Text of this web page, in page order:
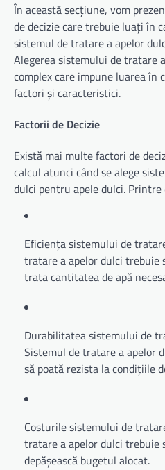
În această secțiune, vom
de decizie care trebuie luați în
sistemul de tratare a apelor
Alegerea sistemului de tratare
complex care impune luarea în
factori și caracteristici.
Factorii de Decizie
Există mai multe factori de
calcul atunci când se alege
dulci pentru apele dulci.
Eficiența sistemului de
tratare a apelor dulci trebuie
trata cantitatea de apă
Durabilitatea sistemului de
Sistemul de tratare a apelor
să poată rezista la condițiile
Costurile sistemului de
tratare a apelor dulci trebuie
depășească bugetul alocat.